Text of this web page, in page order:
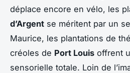
déplace encore en vélo, les
d’Argent se méritent par un
Maurice, les plantations de
créoles de Port Louis offrent
sensorielle totale. Loin de